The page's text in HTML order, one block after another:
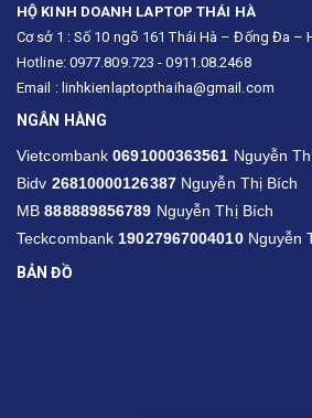
HỘ KINH DOANH LAPTOP THÁI HÀ
Cơ sở 1 : Số 10 ngõ 161 Thái Hà – Đống Đa –
Hotline: 0977.809.723 - 0911.08.2468
Email : linhkienlaptopthaiha@gmail.com
NGÂN HÀNG
Vietcombank0691000363561 Nguyễn
Bidv 26810000126387Nguyễn Thị Bích
MB888889856789 Nguyễn Thị Bích
Teckcombank 19027967004010Nguyễn
BẢN ĐỒ